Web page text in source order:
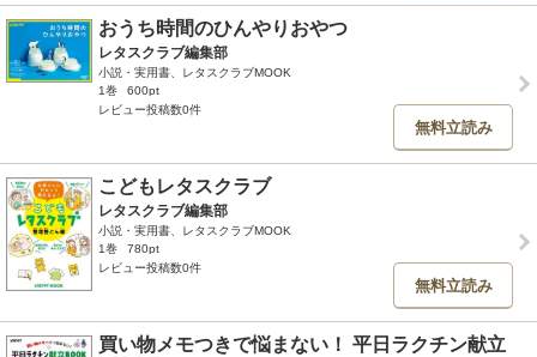
おうち時間のひんやりおやつ
レタスクラブ編集部
小説・実用書、レタスクラブMOOK
1巻
600pt
レビュー投稿数0件
無料立読み
こどもレタスクラブ
レタスクラブ編集部
小説・実用書、レタスクラブMOOK
1巻
780pt
レビュー投稿数0件
無料立読み
買い物メモつきで悩まない！ 平日ラクチン献立